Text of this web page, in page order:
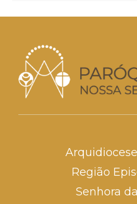
Região
Senhora